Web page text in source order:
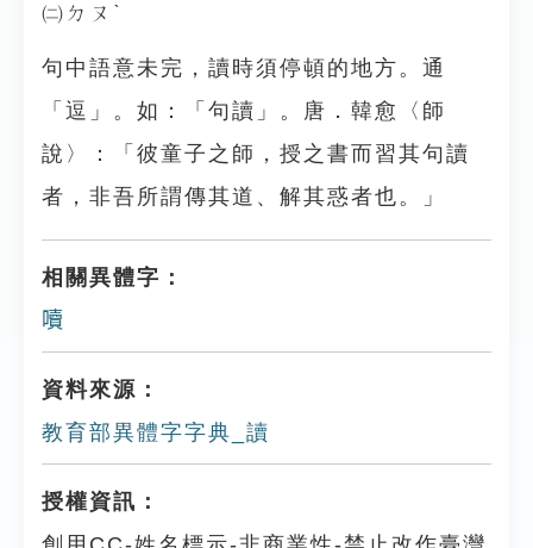
㈡ㄉㄡˋ
句中語意未完，讀時須停頓的地方。通
「逗」。如：「句讀」。唐．韓愈〈師
說〉：「彼童子之師，授之書而習其句讀
者，非吾所謂傳其道、解其惑者也。」
相關異體字：
𡂝
資料來源：
教育部異體字字典_讀
授權資訊：